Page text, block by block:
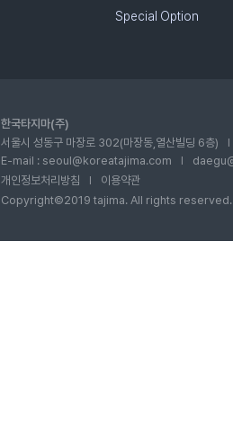
Special Option
한국타지마(주)
서울시 성동구 마장로 302(마장동,열산빌딩 6층)
I
E-mail : seoul@koreatajima.com I
개인정보처리방침
I
이용약관
Copyright©2019 tajima. All rights